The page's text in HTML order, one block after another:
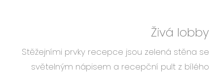
Živá lobby
Stěžejními prvky recepce jsou zelená stěna se
světelným nápisem a recepční pult z bílého